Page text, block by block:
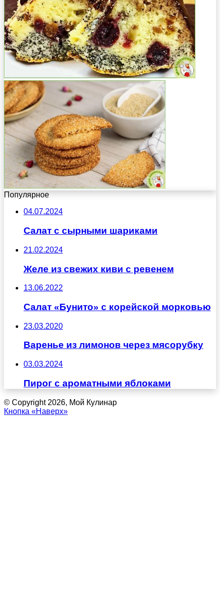
Популярное
04.07.2024
Салат с сырными шариками
21.02.2024
Желе из свежих киви с ревенем
13.06.2022
Салат «Бунито» с корейской морковью
23.03.2020
Варенье из лимонов через мясорубку
03.03.2024
Пирог с ароматными яблоками
© Copyright 2026, Мой Кулинар
Кнопка «Наверх»